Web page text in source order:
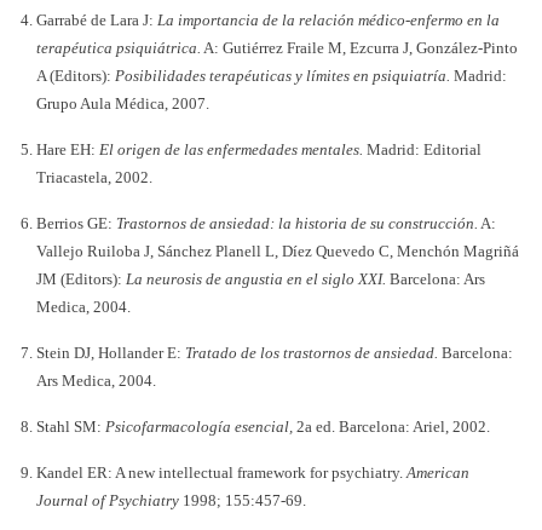
Garrabé de Lara J: La importancia de la relación médico-enfermo en la
terapéutica psiquiátrica. A: Gutiérrez Fraile M, Ezcurra J, González-Pinto
A (Editors): Posibilidades terapéuticas y límites en psiquiatría. Madrid:
Grupo Aula Médica, 2007.
Hare EH: El origen de las enfermedades mentales. Madrid: Editorial
Triacastela, 2002.
Berrios GE: Trastornos de ansiedad: la historia de su construcción. A:
Vallejo Ruiloba J, Sánchez Planell L, Díez Quevedo C, Menchón Magriñá
JM (Editors): La neurosis de angustia en el siglo XXI. Barcelona: Ars
Medica, 2004.
Stein DJ, Hollander E: Tratado de los trastornos de ansiedad. Barcelona:
Ars Medica, 2004.
Stahl SM: Psicofarmacología esencial, 2a ed. Barcelona: Ariel, 2002.
Kandel ER: A new intellectual framework for psychiatry. American
Journal of Psychiatry 1998; 155:457-69.